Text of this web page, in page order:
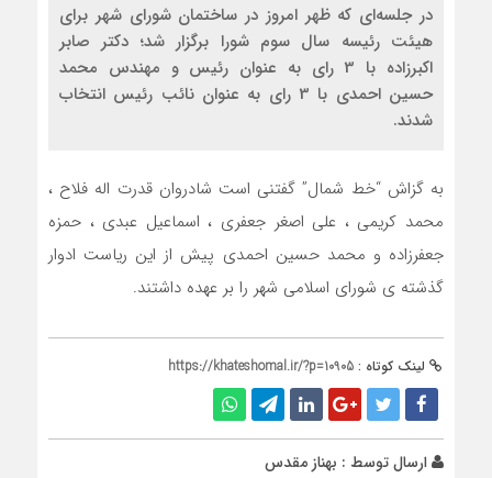
در جلسه‌ای که ظهر امروز در ساختمان شورای شهر برای
هیئت رئیسه سال سوم شورا برگزار شد؛ دکتر صابر
اکبرزاده با 3 رای به عنوان رئیس و مهندس محمد
حسین احمدی با 3 رای به عنوان نائب رئیس انتخاب
شدند.
به گزاش “خط شمال” گفتنی است شادروان قدرت اله فلاح ،
محمد کریمی ، علی اصغر جعفری ، اسماعیل عبدی ، حمزه
جعفرزاده و محمد حسین احمدی پیش از این ریاست ادوار
گذشته ی شورای اسلامی شهر را بر عهده داشتند.
لینک کوتاه : https://khateshomal.ir/?p=10905
ارسال توسط : بهناز مقدس